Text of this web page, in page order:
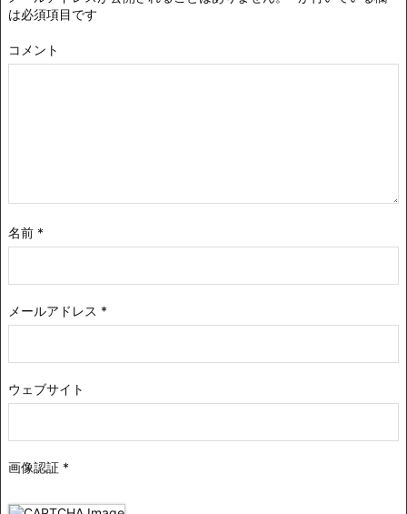
は必須項目です
コメント
名前 *
メールアドレス *
ウェブサイト
画像認証 *